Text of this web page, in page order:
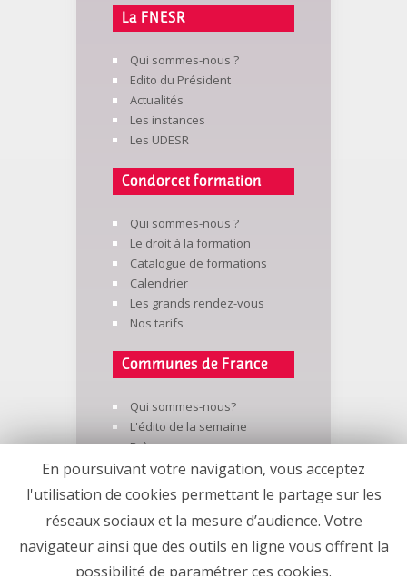
La FNESR
Qui sommes-nous ?
Edito du Président
Actualités
Les instances
Les UDESR
Condorcet formation
Qui sommes-nous ?
Le droit à la formation
Catalogue de formations
Calendrier
Les grands rendez-vous
Nos tarifs
Communes de France
Qui sommes-nous?
L'édito de la semaine
Brèves
L'élu-e de la semaine
Publications trimestrielles
Newsletters
Conception : Agence Parteja
En poursuivant votre navigation, vous acceptez
l'utilisation de cookies permettant le partage sur les
réseaux sociaux et la mesure d’audience. Votre
navigateur ainsi que des outils en ligne vous offrent la
possibilité de paramétrer ces cookies.